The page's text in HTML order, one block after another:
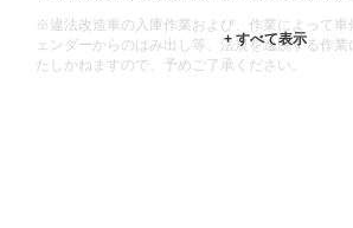
※違法改造車の入庫作業および、作業によって車
ェンダーからのはみ出し等、法規を逸脱する作
たしかねますので、予めご了承ください。